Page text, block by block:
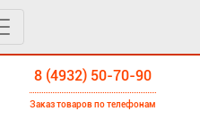
8 (4932) 50-70-90
Заказ товаров по телефонам